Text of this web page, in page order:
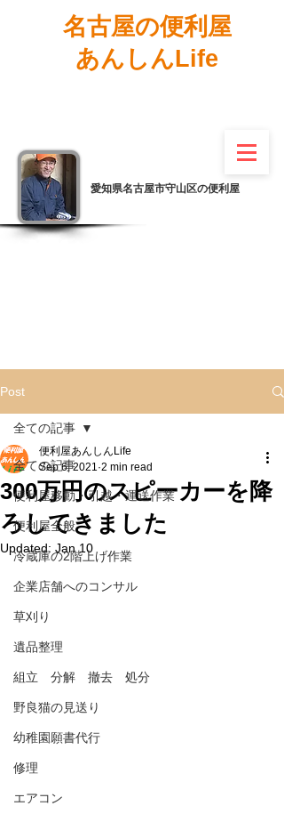
名古屋の便利屋
あんしんLife
愛知県名古屋市守山区の便利屋
Post
全ての記事
便利屋移動・引越・運送作業
便利屋全般
冷蔵庫の2階上げ作業
企業店舗へのコンサル
草刈り
遺品整理
組立 分解 撤去 処分
野良猫の見送り
幼稚園願書代行
修理
エアコン
全ての記事
300万円のスピーカーを降
ろしてきました
便利屋あんしんLife
Sep 6, 2021 2 min read
Updated: Jan 10